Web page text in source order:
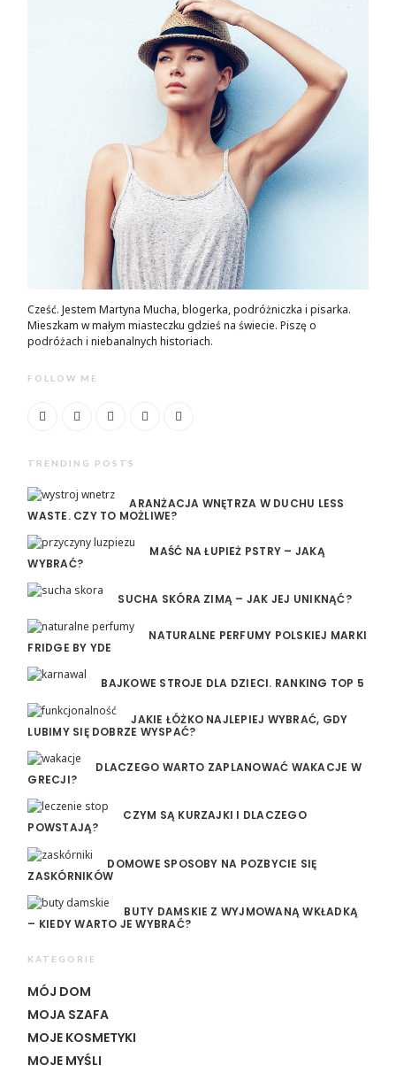
Cześć. Jestem Martyna Mucha, blogerka, podróżniczka i pisarka.
Mieszkam w małym miasteczku gdzieś na świecie. Piszę o
podróżach i niebanalnych historiach.
FOLLOW ME
TRENDING POSTS
ARANŻACJA WNĘTRZA W DUCHU LESS
WASTE. CZY TO MOŻLIWE?
MAŚĆ NA ŁUPIEŻ PSTRY – JAKĄ
WYBRAĆ?
SUCHA SKÓRA ZIMĄ – JAK JEJ UNIKNĄĆ?
NATURALNE PERFUMY POLSKIEJ MARKI
FRIDGE BY YDE
BAJKOWE STROJE DLA DZIECI. RANKING TOP 5
JAKIE ŁÓŻKO NAJLEPIEJ WYBRAĆ, GDY
LUBIMY SIĘ DOBRZE WYSPAĆ?
DLACZEGO WARTO ZAPLANOWAĆ WAKACJE W
GRECJI?
CZYM SĄ KURZAJKI I DLACZEGO
POWSTAJĄ?
DOMOWE SPOSOBY NA POZBYCIE SIĘ
ZASKÓRNIKÓW
BUTY DAMSKIE Z WYJMOWANĄ WKŁADKĄ
– KIEDY WARTO JE WYBRAĆ?
KATEGORIE
MÓJ DOM
MOJA SZAFA
MOJE KOSMETYKI
MOJE MYŚLI